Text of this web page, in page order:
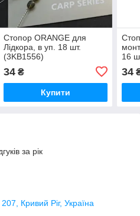
Стопор ORANGE для
Лідкора, в уп. 18 шт.
(3KB1556)
34₴
Купити
16
34
за рік
Кривий Ріг, Україна